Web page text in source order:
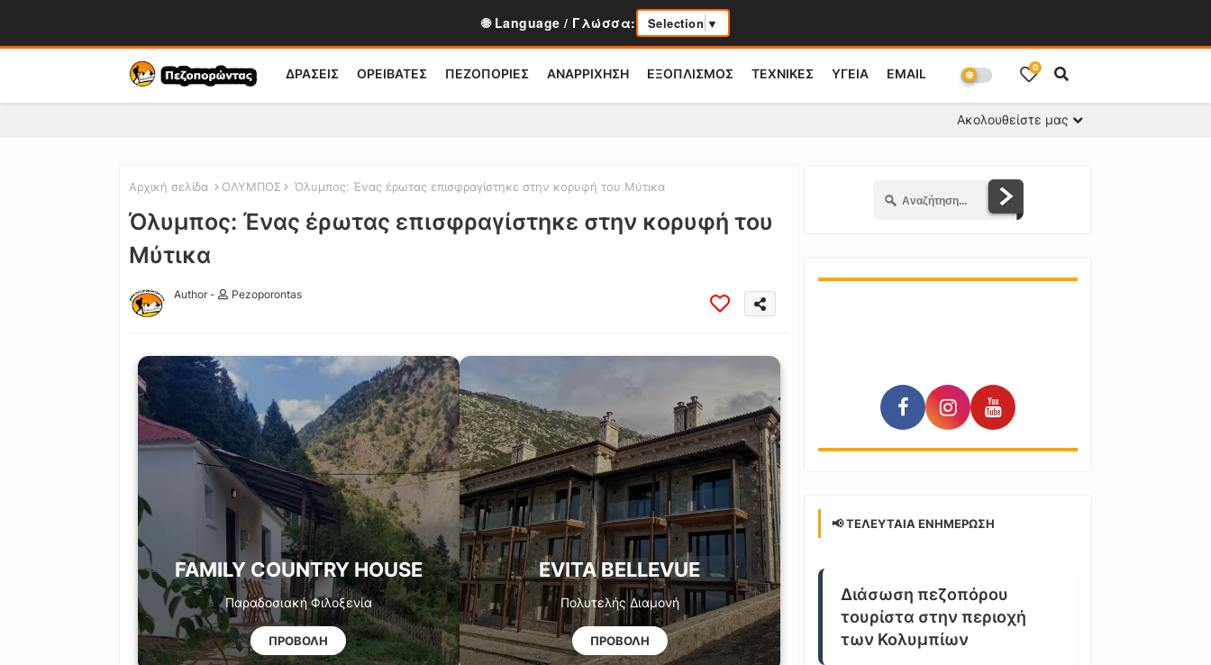
🌐 Language / Γλώσσα: Selection ▼
ΔΡΑΣΕΙΣ ΟΡΕΙΒΑΤΕΣ ΠΕΖΟΠΟΡΙΕΣ ΑΝΑΡΡΙΧΗΣΗ ΕΞΟΠΛΙΣΜΟΣ ΤΕΧΝΙΚΕΣ ΥΓΕΙΑ EMAIL 0
Ακολουθείστε μας
Αρχική σελίδα ΟΛΥΜΠΟΣ Όλυμπος: Ένας έρωτας επισφραγίστηκε στην κορυφή του Μύτικα
Όλυμπος: Ένας έρωτας επισφραγίστηκε στην κορυφή του
Μύτικα
Author - Pezoporontas
FAMILY COUNTRY HOUSE
Παραδοσιακή Φιλοξενία
ΠΡΟΒΟΛΗ
EVITA BELLEVUE
Πολυτελής Διαμονή
ΠΡΟΒΟΛΗ
📢 ΤΕΛΕΥΤΑΊΑ ΕΝΗΜΈΡΩΣΗ
Διάσωση πεζοπόρου
τουρίστα στην περιοχή
των Κολυμπίων